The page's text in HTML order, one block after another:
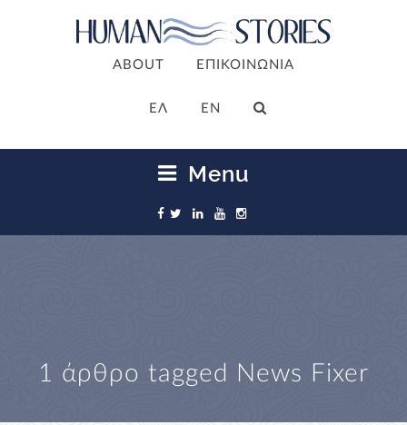
ABOUT ΕΠΙΚΟΙΝΩΝΙΑ
ΕΛ EN
Menu
1 άρθρο tagged News Fixer